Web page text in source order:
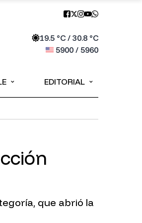
19.5°C / 30.8°C
5900/ 5960
⌄ EDITORIAL ⌄
que abrió la